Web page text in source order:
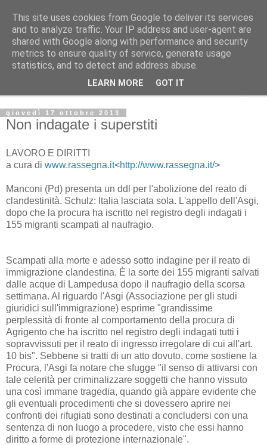
L'Avvenire dei lavoratori
Cultura
giovedì 17 ottobre 2013
Non indagate i superstiti
LAVORO E DIRITTI
a cura di www.rassegna.it<http://www.rassegna.it/>
Manconi (Pd) presenta un ddl per l'abolizione del reato di
clandestinità. Schulz: Italia lasciata sola. L'appello dell'Asgi,
dopo che la procura ha iscritto nel registro degli indagati i
155 migranti scampati al naufragio.
Scampati alla morte e adesso sotto indagine per il reato di
immigrazione clandestina. È la sorte dei 155 migranti salvati
dalle acque di Lampedusa dopo il naufragio della scorsa
settimana. Al riguardo l'Asgi (Associazione per gli studi
giuridici sull'immigrazione) esprime "grandissime
perplessità di fronte al comportamento della procura di
Agrigento che ha iscritto nel registro degli indagati tutti i
sopravvissuti per il reato di ingresso irregolare di cui all'art.
10 bis". Sebbene si tratti di un atto dovuto, come sostiene la
Procura, l'Asgi fa notare che sfugge "il senso di attivarsi con
tale celerità per criminalizzare soggetti che hanno vissuto
una così immane tragedia, quando già appare evidente che
gli eventuali procedimenti che si dovessero aprire nei
confronti dei rifugiati sono destinati a concludersi con una
sentenza di non luogo a procedere, visto che essi hanno
diritto a forme di protezione internazionale".
This site uses cookies from Google to deliver its services
and to analyze traffic. Your IP address and user-agent are
shared with Google along with performance and security
metrics to ensure quality of service, generate usage
statistics, and to detect and address abuse.
LEARN MORE GOT IT